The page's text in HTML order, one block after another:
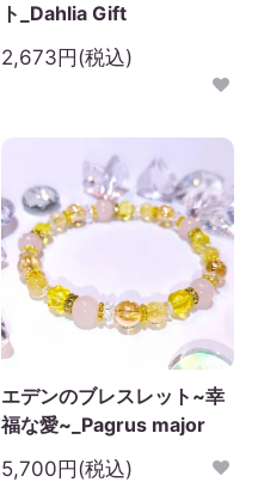
ト_Dahlia Gift
2,673円(税込)
エデンのブレスレット~幸
福な愛~_Pagrus major
5,700円(税込)